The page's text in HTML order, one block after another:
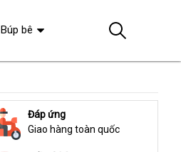
Đáp ứng
Giao hàng toàn quốc
Búp bê